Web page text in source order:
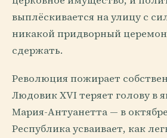
выплёскивается на улицу с
никакой придворный
сдержать.
Революция пожирает
Людовик XVI теряет голову в
Мария-Антуанетта — в
Республика усваивает, как